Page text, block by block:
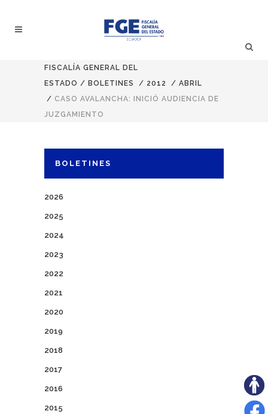
FISCALÍA GENERAL DEL
ESTADO / BOLETINES / 2012 / ABRIL
/ CASO AVALANCHA: INICIÓ AUDIENCIA DE
JUZGAMIENTO
BOLETINES
2026
2025
2024
2023
2022
2021
2020
2019
2018
2017
2016
2015